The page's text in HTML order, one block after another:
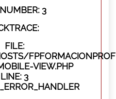
3
FILE:
VIEW.PHP
LINE: 3